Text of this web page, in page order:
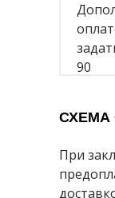
90
СХЕМА
При